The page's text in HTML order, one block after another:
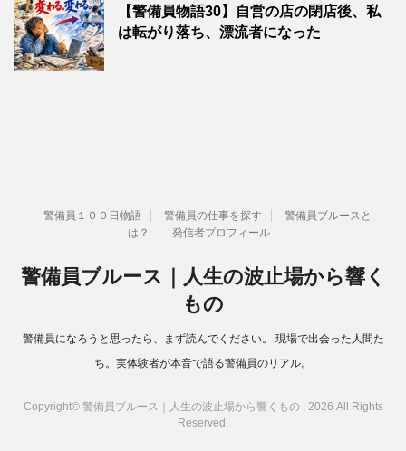
【警備員物語30】自営の店の閉店後、私
は転がり落ち、漂流者になった
警備員１００日物語 警備員の仕事を探す
警備員ブルースと
は？
発信者プロフィール
警備員ブルース｜人生の波止場から響く
もの
警備員になろうと思ったら、まず読んでください。 現場で出会った人間た
ち。実体験者が本音で語る警備員のリアル。
Copyright© 警備員ブルース｜人生の波止場から響くもの , 2026 All Rights
Reserved.